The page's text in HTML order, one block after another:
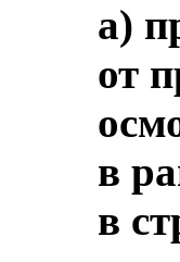
a)
от
в
в